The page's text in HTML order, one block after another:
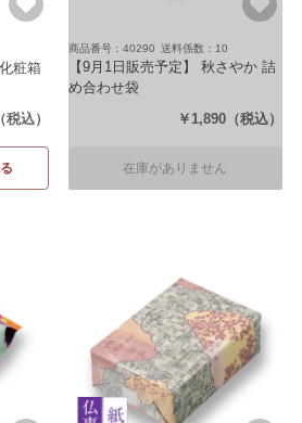
粧箱
（税込）
商品番号：40290 送料係数：10
【9月1日販売予定】 秋さやか 詰
め合わせ袋
￥1,890 （税込）
在庫がありません